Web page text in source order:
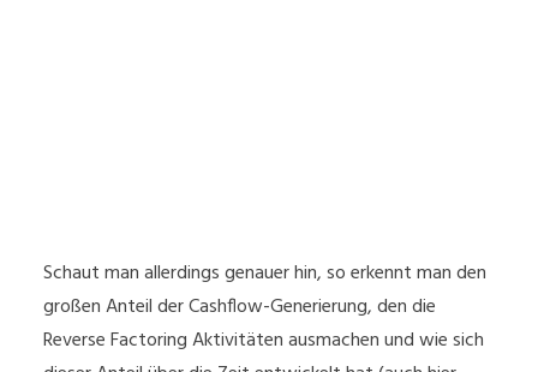
Schaut man allerdings genauer hin, so erkennt man den
großen Anteil der Cashflow-Generierung, den die
Reverse Factoring Aktivitäten ausmachen und wie sich